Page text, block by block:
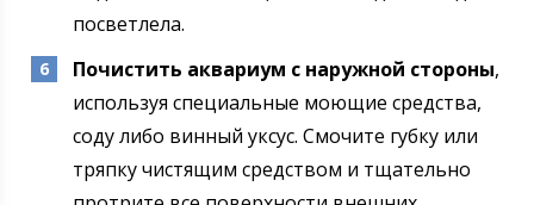
посветлела.
Почистить аквариум с наружной стороны,
используя специальные моющие средства,
соду либо винный уксус. Смочите губку или
тряпку чистящим средством и тщательно